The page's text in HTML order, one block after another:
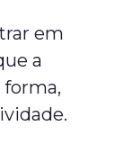
em
a